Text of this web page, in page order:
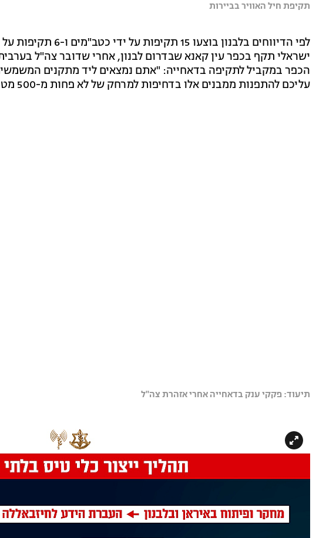
תקיפת חיל האוויר בביירות
לפי הדיווחים בלבנון
ישראלי תקף בכפר עין קאנא שבדרום לבנון, אחרי שדובר צה"ל
הכפר במקביל לתקיפה בדאחייה: "אתם נמצאים ליד מתקנים
עליכם להתפנות ממבנים אלו בדחיפות למרחק של לא פחות מ-500 מטרים".
תיעוד: פקקי ענק בדאחייה אחרי אזהרת צה"ל